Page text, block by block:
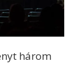
három